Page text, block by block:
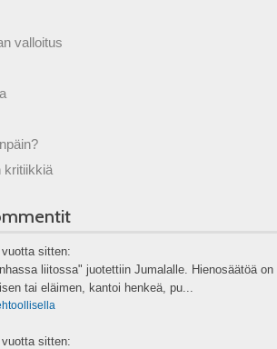
valloitus
kritiikkiä
vuotta sitten:
liitossa" juotettiin Jumalalle. Hienosäätöä on
tai eläimen, kantoi henkeä, pu...
sitten: